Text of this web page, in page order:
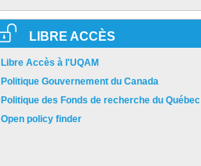
LIBRE ACCÈS
Libre Accès à l'UQAM
Politique Gouvernement du Canada
Politique des Fonds de recherche du Québec
Open policy finder